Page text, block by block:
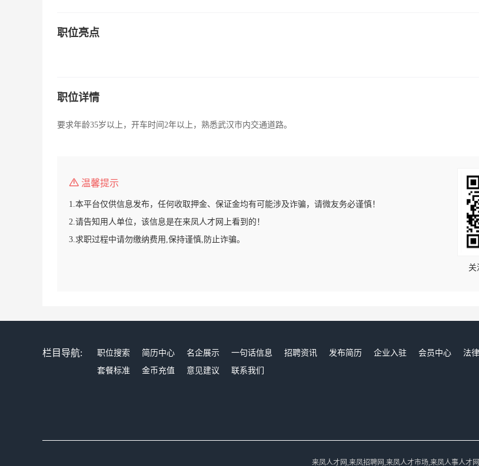
职位亮点
职位详情
要求年龄35岁以上，开车时间2年以上，熟悉武汉市内交通道路。
温馨提示
1.本平台仅供信息发布，任何收取押金、保证金均有可能涉及诈骗，请微友务必谨慎！
2.请告知用人单位，该信息是在来凤人才网上看到的！
3.求职过程中请勿缴纳费用,保持谨慎,防止诈骗。
关
栏目导航: 职位搜索 简历中心 名企展示 一句话信息 招聘资讯 发布简历 企业入驻 会员中心
法
套餐标准
金币充值 意见建议 联系我们
来凤人才网,来凤招聘网,来凤人才市场,来凤人事人才网